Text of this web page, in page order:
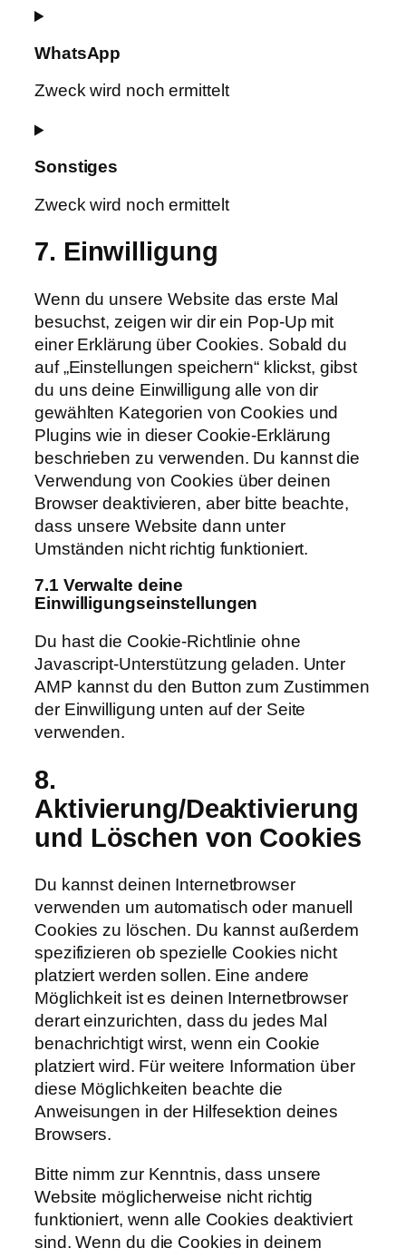
Consent
service
twitter
WhatsApp
Zweck wird noch ermittelt
Consent
service
whatsapp
Sonstiges
Zweck wird noch ermittelt
Consent
to
sonstiges
7. Einwilligung
Wenn du unsere Website das erste Mal
besuchst, zeigen wir dir ein Pop-Up mit
einer Erklärung über Cookies. Sobald du
auf „Einstellungen speichern“ klickst, gibst
du uns deine Einwilligung alle von dir
gewählten Kategorien von Cookies und
Plugins wie in dieser Cookie-Erklärung
beschrieben zu verwenden. Du kannst die
Verwendung von Cookies über deinen
Browser deaktivieren, aber bitte beachte,
dass unsere Website dann unter
Umständen nicht richtig funktioniert.
7.1 Verwalte deine
Einwilligungseinstellungen
Du hast die Cookie-Richtlinie ohne
Javascript-Unterstützung geladen. Unter
AMP kannst du den Button zum Zustimmen
der Einwilligung unten auf der Seite
verwenden.
8.
Aktivierung/Deaktivierung
und Löschen von Cookies
Du kannst deinen Internetbrowser
verwenden um automatisch oder manuell
Cookies zu löschen. Du kannst außerdem
spezifizieren ob spezielle Cookies nicht
platziert werden sollen. Eine andere
Möglichkeit ist es deinen Internetbrowser
derart einzurichten, dass du jedes Mal
benachrichtigt wirst, wenn ein Cookie
platziert wird. Für weitere Information über
diese Möglichkeiten beachte die
Anweisungen in der Hilfesektion deines
Browsers.
Bitte nimm zur Kenntnis, dass unsere
Website möglicherweise nicht richtig
funktioniert, wenn alle Cookies deaktiviert
sind. Wenn du die Cookies in deinem